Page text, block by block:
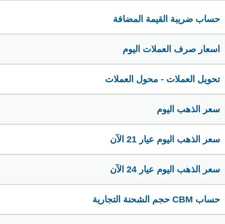
حساب ضريبة القيمة المضافة
اسعار صرف العملات اليوم
تحويل العملات - محول العملات
سعر الذهب اليوم
سعر الذهب اليوم عيار 21 الآن
سعر الذهب اليوم عيار 24 الآن
حساب CBM حجم الشحنة التجارية